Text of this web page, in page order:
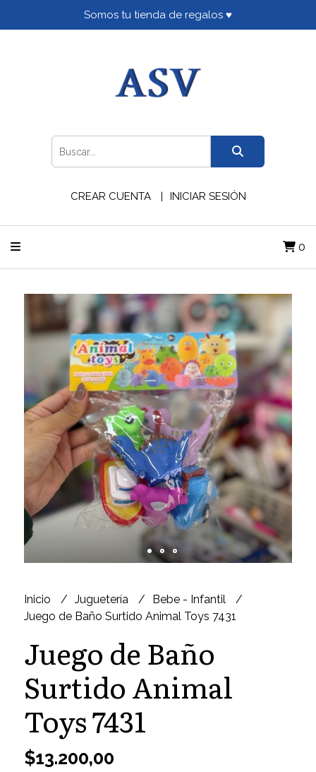
Somos tu tienda de regalos ♥
CREAR CUENTA INICIAR SESIÓN
0
Inicio Juguetería
Bebe - Infantil
Juego de Baño Surtido Animal Toys 7431
Juego de Baño
Surtido Animal
Toys 7431
$13.200,00